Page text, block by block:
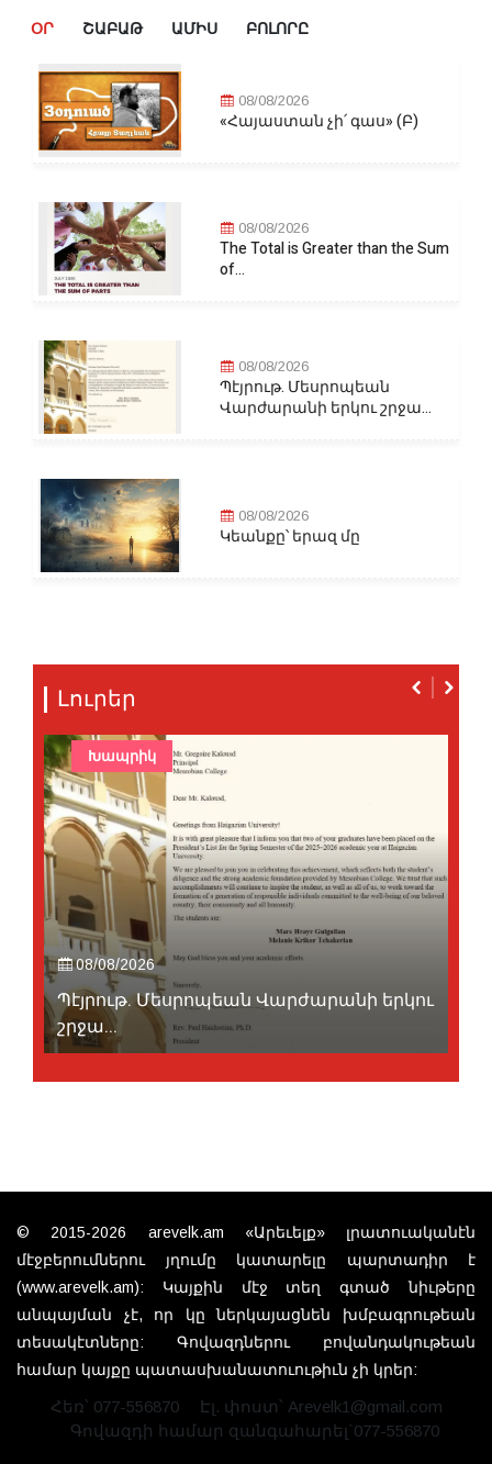
ՕՐ ՇԱԲԱԹ ԱՄԻՍ ԲՈԼՈՐԸ
08/08/2026
«Հայաստան չի՛ գաս» (Բ)
08/08/2026
The Total is Greater than the Sum
of...
08/08/2026
Պէյրութ. Մեսրոպեան
Վարժարանի երկու շրջա...
08/08/2026
Կեանքը՝ երազ մը
Լուրեր
08/08/2026
Պէյրութ. Մեսրոպեան Վարժարանի երկու
շրջա...
Խապրիկ
© 2015-2026 arevelk.am «Արեւելք» լրատուականէն
մէջբերումներու յղումը կատարելը պարտադիր է
(www.arevelk.am): Կայքին մէջ տեղ գտած նիւթերը
անպայման չէ, որ կը ներկայացնեն խմբագրութեան
տեսակէտները: Գովազդներու բովանդակութեան
համար կայքը պատասխանատուութիւն չի կրեր:
Հեռ՝ 077-556870
Էլ. փոստ՝ Arevelk1@gmail.com
Գովազդի համար զանգահարել`077-556870